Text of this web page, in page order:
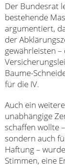
Der Bundesrat
bestehende
argumentiert,
der
gewährleisten
Baume-
für die IV.
Auch ein
unabhängige
schaffen wollte
sondern auch
Haftung –
Stimmen, eine